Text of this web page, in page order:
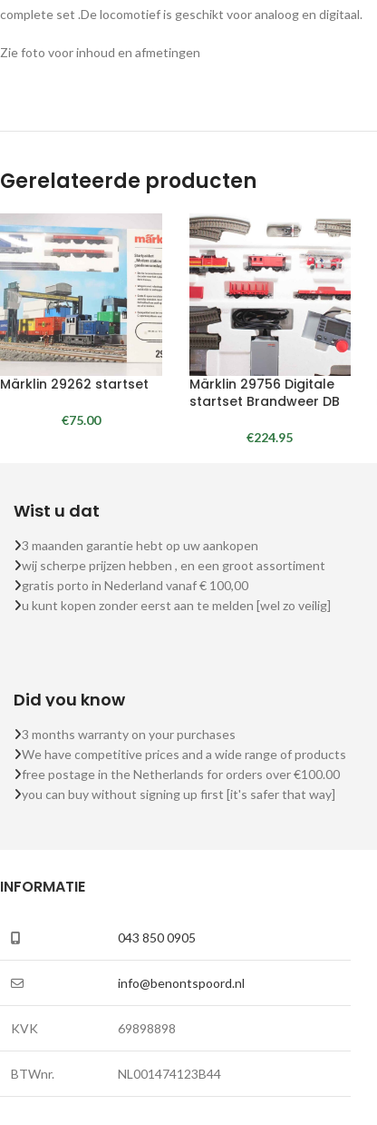
complete set .De locomotief is geschikt voor analoog en digitaal.
Zie foto voor inhoud en afmetingen
Gerelateerde producten
Märklin 29262 startset
€75.00
Märklin 29756 Digitale
startset Brandweer DB
€224.95
Wist u dat
3 maanden garantie hebt op uw aankopen
wij scherpe prijzen hebben , en een groot assortiment
gratis porto in Nederland vanaf € 100,00
u kunt kopen zonder eerst aan te melden [wel zo veilig]
Did you know
3 months warranty on your purchases
We have competitive prices and a wide range of products
free postage in the Netherlands for orders over €100.00
you can buy without signing up first [it's safer that way]
INFORMATIE
043 850 0905
info@benontspoord.nl
KVK 69898898
BTWnr. NL001474123B44